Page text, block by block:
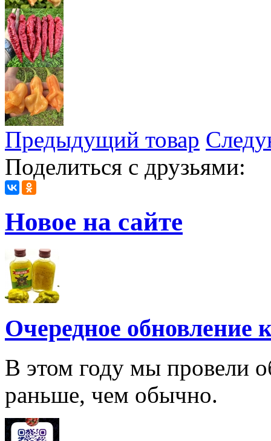
Предыдущий товар
Поделиться с друзьями:
Новое на сайте
Очередное обновление
В этом году мы провели
раньше, чем обычно.